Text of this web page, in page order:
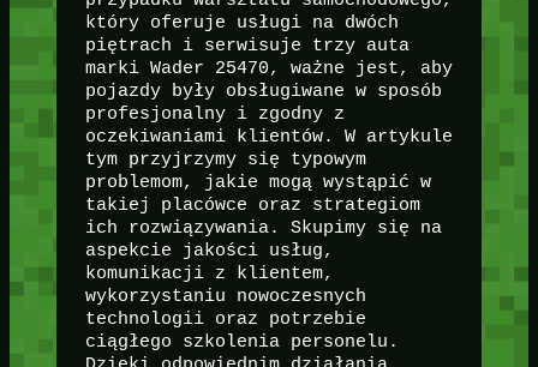
który oferuje usługi na dwóch
piętrach i serwisuje trzy auta
marki Wader 25470, ważne jest, aby
pojazdy były obsługiwane w sposób
profesjonalny i zgodny z
oczekiwaniami klientów. W artykule
tym przyjrzymy się typowym
problemom, jakie mogą wystąpić w
takiej placówce oraz strategiom
ich rozwiązywania. Skupimy się na
aspekcie jakości usług,
komunikacji z klientem,
wykorzystaniu nowoczesnych
technologii oraz potrzebie
ciągłego szkolenia personelu.